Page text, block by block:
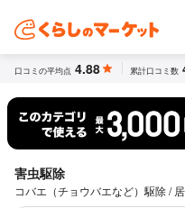
口コミの平均点 4.88 累計口コミ数
害虫駆除
コバエ（チョウバエなど）駆除 /